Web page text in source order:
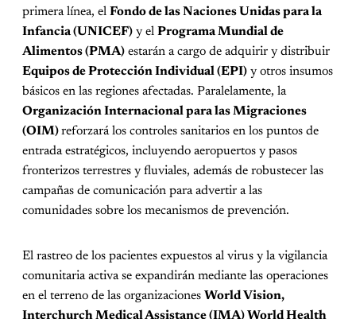
primera línea, el Fondo de las Naciones Unidas para la
Infancia (UNICEF) y el Programa Mundial de
Alimentos (PMA) estarán a cargo de adquirir y distribuir
Equipos de Protección Individual (EPI) y otros insumos
básicos en las regiones afectadas. Paralelamente, la
Organización Internacional para las Migraciones
(OIM)reforzará los controles sanitarios en los puntos de
entrada estratégicos, incluyendo aeropuertos y pasos
fronterizos terrestres y fluviales, además de robustecer las
campañas de comunicación para advertir a las
comunidades sobre los mecanismos de prevención.
El rastreo de los pacientes expuestos al virus y la vigilancia
comunitaria activa se expandirán mediante las operaciones
en el terreno de las organizaciones World Vision,
Interchurch Medical Assistance (IMA) World Health